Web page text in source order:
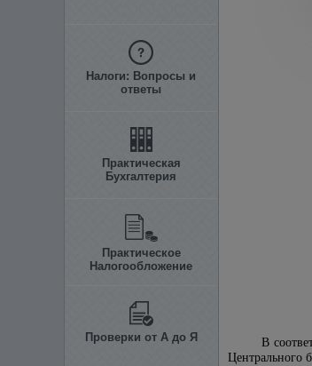
Налоги: Вопросы и
ответы
Практическая
Бухгалтерия
Практическое
Налогообложение
Проверки от А до Я В
Центрального